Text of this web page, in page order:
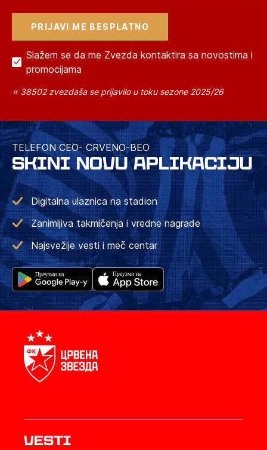
Slažem se da me Zvezda kontaktira sa novostima i
promocijama
⭐ 38502 zvezdaša se prijavilo u toku sezone 2025/26
TELEFON CEO- CRVENO-BEO
SKINI NOVU APLIKACIJU
Digitalna ulaznica na stadion
Zanimljiva takmičenja i vredne nagrade
Najsvežije vesti i meč centar
Vesti